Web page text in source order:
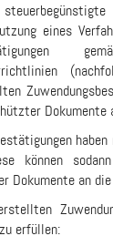
eines
können
Dokumente an
erfüllen: